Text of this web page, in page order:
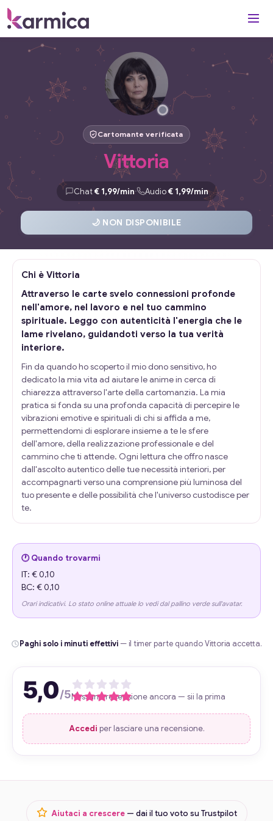
Cartomante verificata
Vittoria
Chat€ 1,99/min· Audio€ 1,99/min
🌙 NON DISPONIBILE
Chi è Vittoria
Attraverso le carte svelo connessioni profonde
nell'amore, nel lavoro e nel tuo cammino
spirituale. Leggo con autenticità l'energia che le
lame rivelano, guidandoti verso la tua verità
interiore.
Fin da quando ho scoperto il mio dono sensitivo, ho
dedicato la mia vita ad aiutare le anime in cerca di
chiarezza attraverso l'arte della cartomanzia. La mia
pratica si fonda su una profonda capacità di percepire le
vibrazioni emotive e spirituali di chi si affida a me,
permettendomi di esplorare insieme a te le sfere
dell'amore, della realizzazione professionale e del
cammino che ti attende. Ogni lettura che offro nasce
dall'ascolto autentico delle tue necessità interiori, per
accompagnarti verso una comprensione più luminosa del
tuo presente e delle possibilità che l'universo custodisce per
te.
🕐 Quando trovarmi
IT: € 0,10
BC: € 0,10
Orari indicativi. Lo stato online attuale lo vedi dal pallino verde sull'avatar.
Paghi solo i minuti effettivi— il timer parte quando Vittoria accetta.
5,0/5Nessuna recensione ancora — sii la prima
Accedi per lasciare una recensione.
Aiutaci a crescere— dai il tuo voto su Trustpilot